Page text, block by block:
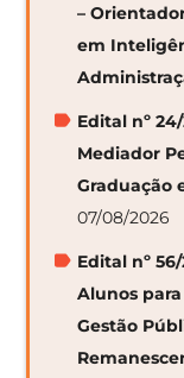
–
em
Edital nº
Mediador
Graduação
07/08/2026
Edital nº
Alunos
Gestão